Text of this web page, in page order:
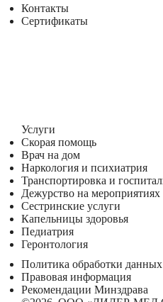
Контакты
Сертификаты
Услуги
Cкорая помощь
Врач на дом
Наркология и психиатрия
Транспортировка и
Дежурство на мероприятиях
Сестринские услуги
Капельницы здоровья
Педиатрия
Геронтология
Политика обработки данных
Правовая информация
Рекомендации Минздрава